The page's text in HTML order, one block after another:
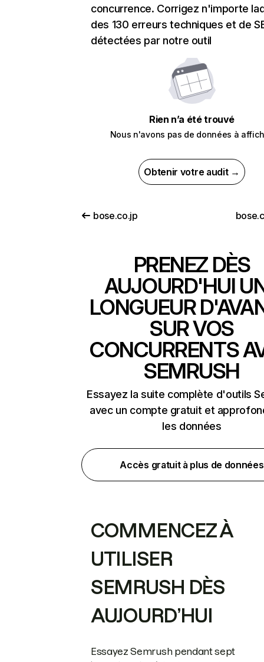
concurrence. Corrigez n'importe
des 130 erreurs techniques et de
détectées par notre outil
Rien n’a été trouvé
Nous n'avons pas de données à
Obtenir votre audit →
bose.co.jp
PRENEZ DÈS
AUJOURD'HUI
LONGUEUR
SUR VOS
CONCURRENTS
SEMRUSH
Essayez la suite complète d'outils
avec un compte gratuit et
les données
Accès gratuit à plus de données
COMMENCEZ À
UTILISER
SEMRUSH DÈS
AUJOURD’HUI
Essayez Semrush pendant sept